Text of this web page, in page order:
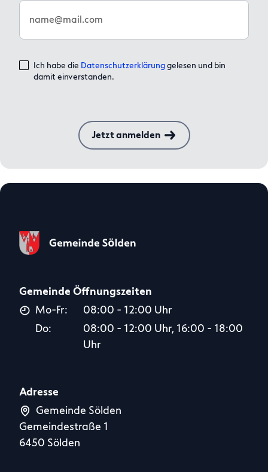
name@mail.com
Ich habe die Datenschutzerklärunggelesen und bin
damit einverstanden.
Jetzt anmelden
Gemeinde Öffnungszeiten
Mo-Fr:
08:00 - 12:00 Uhr
Do:
08:00 - 12:00 Uhr, 16:00 - 18:00
Uhr
Adresse
Gemeinde Sölden
Gemeindestraße 1
6450 Sölden